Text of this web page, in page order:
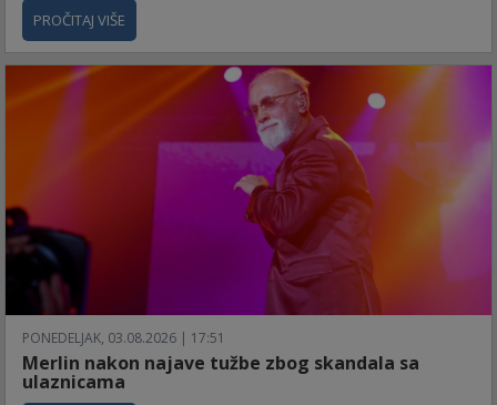
PROČITAJ VIŠE
PONEDELJAK, 03.08.2026 | 17:51
Merlin nakon najave tužbe zbog skandala sa
ulaznicama